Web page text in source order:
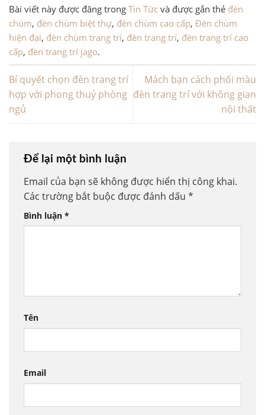
Bài viết này được đăng trong Tin Tức và được gắn thẻ đèn
chùm, đèn chùm biệt thự, đèn chùm cao cấp, Đèn chùm
hiện đại, đèn chùm trang trí, đèn trang trí, đèn trang trí cao
cấp, đèn trang trí jago.
Bí quyết chọn đèn trang trí
hợp với phong thuỷ phòng
ngủ
Mách bạn cách phối màu
đèn trang trí với không gian
nội thất
Để lại một bình luận
Email của bạn sẽ không được hiển thị công khai.
Các trường bắt buộc được đánh dấu *
Bình luận *
Tên
Email